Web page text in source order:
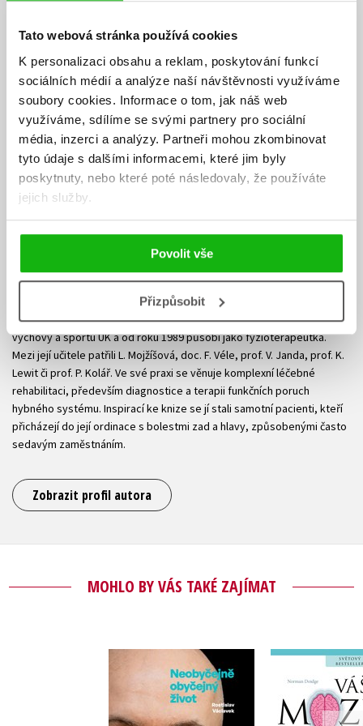
Tato webová stránka používá cookies
K personalizaci obsahu a reklam, poskytování funkcí
sociálních médií a analýze naší návštěvnosti využíváme
soubory cookies. Informace o tom, jak náš web
využíváme, sdílíme se svými partnery pro sociální
média, inzerci a analýzy. Partneři mohou zkombinovat
tyto údaje s dalšími informacemi, které jim byly
poskytnuty, nebo které poté následovaly, že používáte
jejich služby.
Povolit vše
Přizpůsobit
Simona Sedláková
Simona Sedláková vystudovala fyzioterapii na Fakultě tělesné
výchovy a sportu UK a od roku 1989 působí jako fyzioterapeutka.
Mezi její učitele patřili L. Mojžíšová, doc. F. Véle, prof. V. Janda, prof. K.
Lewit či prof. P. Kolář. Ve své praxi se věnuje komplexní léčebné
rehabilitaci, především diagnostice a terapii funkčních poruch
hybného systému. Inspirací ke knize se jí stali samotní pacienti, kteří
přicházejí do její ordinace s bolestmi zad a hlavy, způsobenými často
sedavým zaměstnáním.
Zobrazit profil autora
MOHLO BY VÁS TAKÉ ZAJÍMAT
Neobyčejně
obyčejný život
Rostislav Václavek
Váš mozek
Norman